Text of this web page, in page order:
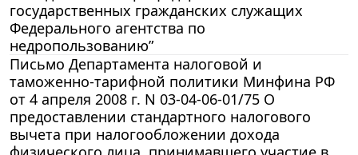
государственных гражданских служащих
Федерального агентства по
недропользованию”
Письмо Департамента налоговой и
таможенно-тарифной политики Минфина РФ
от 4 апреля 2008 г. N 03-04-06-01/75 О
предоставлении стандартного налогового
вычета при налогообложении дохода